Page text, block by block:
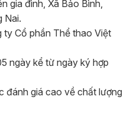
gia đình, Xã Bảo Bình,
Nai.
ty Cổ phần Thể thao Việt
ngày kể từ ngày ký hợp
đánh giá cao về chất lượng